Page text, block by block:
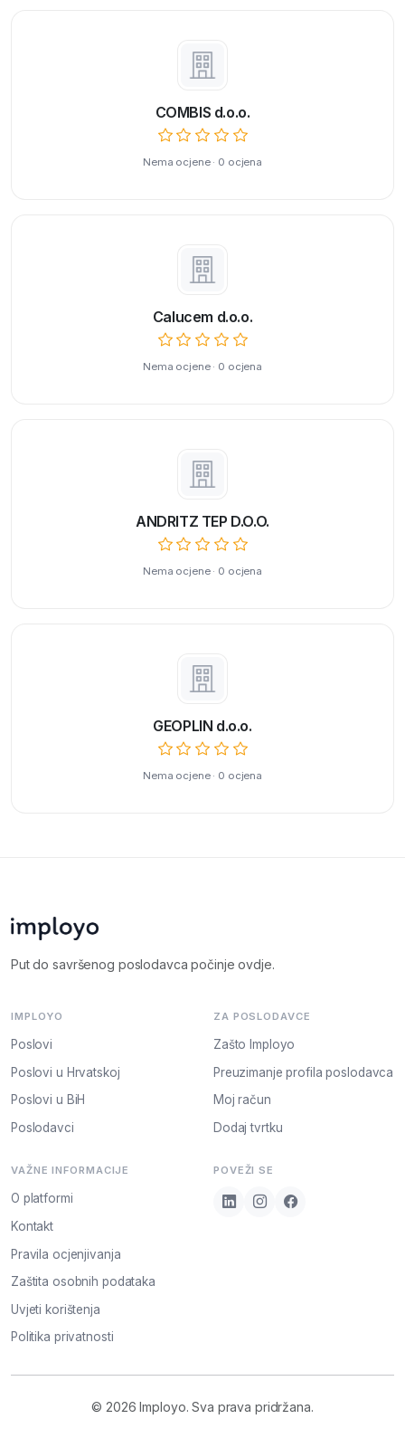
COMBIS d.o.o.
Nema ocjene · 0 ocjena
Calucem d.o.o.
Nema ocjene · 0 ocjena
ANDRITZ TEP D.O.O.
Nema ocjene · 0 ocjena
GEOPLIN d.o.o.
Nema ocjene · 0 ocjena
Put do savršenog poslodavca počinje ovdje.
IMPLOYO
Poslovi
Poslovi u Hrvatskoj
Poslovi u BiH
Poslodavci
ZA POSLODAVCE
Zašto Imployo
Preuzimanje profila poslodavca
Moj račun
Dodaj tvrtku
VAŽNE INFORMACIJE
O platformi
Kontakt
Pravila ocjenjivanja
Zaštita osobnih podataka
Uvjeti korištenja
Politika privatnosti
POVEŽI SE
© 2026 Imployo. Sva prava pridržana.